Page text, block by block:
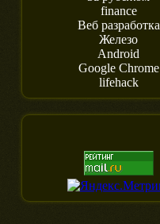
finance
Веб разработка
Железо
Android
Google Chrome
lifehack